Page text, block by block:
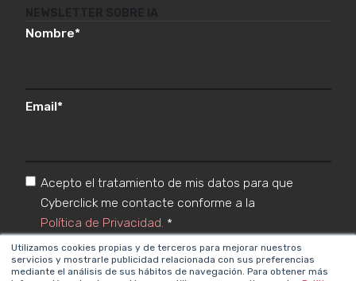
Utilizamos cookies propias y de terceros para mejorar nuestros
servicios y mostrarle publicidad relacionada con sus preferencias
mediante el análisis de sus hábitos de navegación. Para obtener más
Nombre*
Email*
Acepto el tratamiento de mis datos para que
Cyberclick me contacte conforme a la
Política de Privacidad. *